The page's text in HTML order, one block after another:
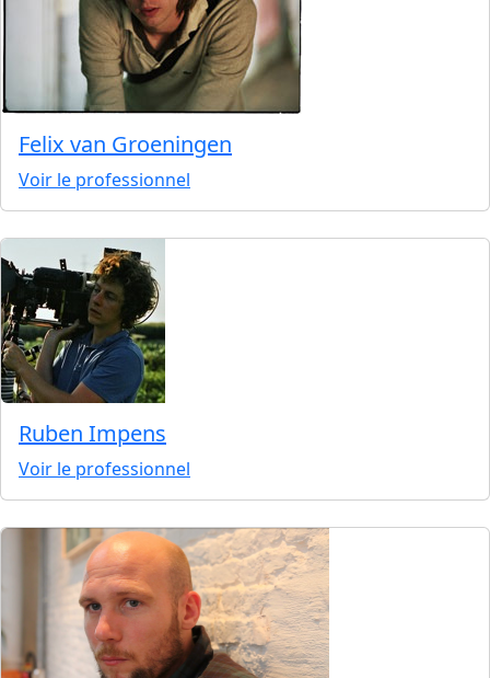
Felix van Groeningen
Voir le professionnel
Ruben Impens
Voir le professionnel